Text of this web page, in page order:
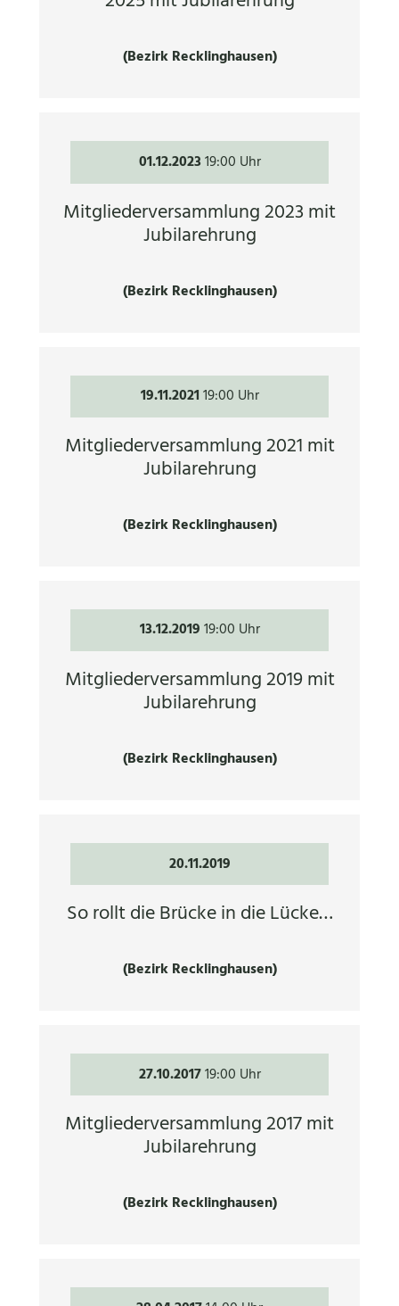
(Bezirk Recklinghausen)
01.12.202319:00 Uhr
Mitgliederversammlung 2023 mit
Jubilarehrung
(Bezirk Recklinghausen)
19.11.202119:00 Uhr
Mitgliederversammlung 2021 mit
Jubilarehrung
(Bezirk Recklinghausen)
13.12.201919:00 Uhr
Mitgliederversammlung 2019 mit
Jubilarehrung
(Bezirk Recklinghausen)
20.11.2019
So rollt die Brücke in die Lücke…
(Bezirk Recklinghausen)
27.10.201719:00 Uhr
Mitgliederversammlung 2017 mit
Jubilarehrung
(Bezirk Recklinghausen)